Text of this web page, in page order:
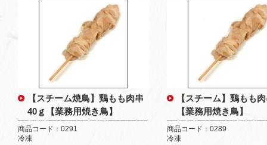
【スチーム焼鳥】鶏もも肉串
40ｇ【業務用焼き鳥】
商品コード：0291
冷凍
【スチーム】鶏もも
【業務用焼き鳥】
商品コード：0289
冷凍